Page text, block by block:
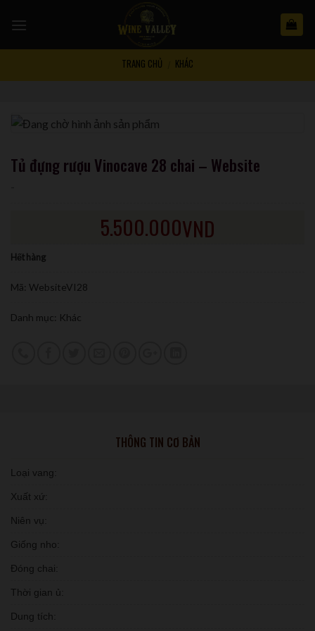
TRANG CHỦ KHÁC
Tủ đựng rượu Vinocave 28 chai – Website
5.500.000VND
Hết hàng
Mã: WebsiteVI28
Danh mục: Khác
THÔNG TIN CƠ BẢN
Loại vang:
Xuất xứ:
Niên vụ:
Giống nho:
Đóng chai:
Thời gian ủ:
Dung tích: